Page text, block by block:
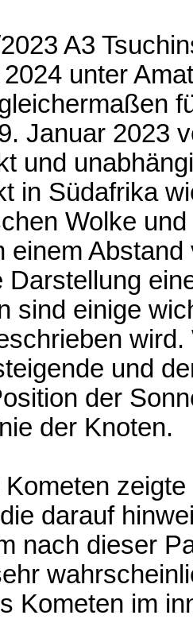
A3
unter
Januar 2023
und
in Südafrika
Wolke
einem
Darstellung
sind einige
und
der
der Knoten.
darauf
nach dieser
Kometen im